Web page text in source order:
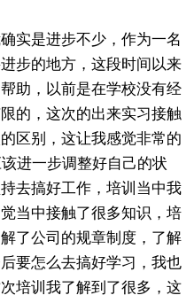
实是进步不少，作为一名
步的地方，这段时间以来
助，以前是在学校没有经
的，这次的出来实习接触
区别，这让我感觉非常的
进一步调整好自己的状
去搞好工作，培训当中我
当中接触了很多知识，培
了公司的规章制度，了解
要怎么去搞好学习，我也
培训我了解到了很多，这